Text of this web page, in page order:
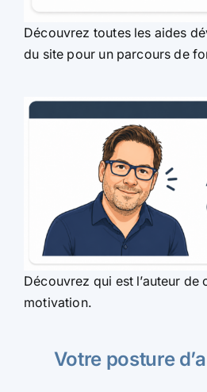
Découvrez toutes les aides
du site pour un parcours de
Découvrez qui est l’auteur de
motivation.
Votre posture